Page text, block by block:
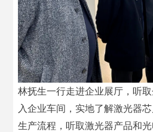
林抚生一行走进企业展厅，听
入企业车间，实地了解激光器
生产流程，听取激光器产品和